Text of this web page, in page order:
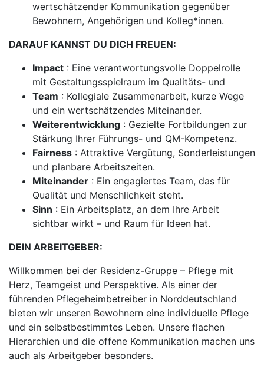
wertschätzender Kommunikation gegenüber
Bewohnern, Angehörigen und Kolleg*innen.
DARAUF KANNST DU DICH FREUEN:
Impact : Eine verantwortungsvolle Doppelrolle
mit Gestaltungsspielraum im Qualitäts- und
Team : Kollegiale Zusammenarbeit, kurze Wege
und ein wertschätzendes Miteinander.
Weiterentwicklung : Gezielte Fortbildungen zur
Stärkung Ihrer Führungs- und QM-Kompetenz.
Fairness : Attraktive Vergütung, Sonderleistungen
und planbare Arbeitszeiten.
Miteinander : Ein engagiertes Team, das für
Qualität und Menschlichkeit steht.
Sinn : Ein Arbeitsplatz, an dem Ihre Arbeit
sichtbar wirkt – und Raum für Ideen hat.
DEIN ARBEITGEBER:
Willkommen bei der Residenz-Gruppe – Pflege mit
Herz, Teamgeist und Perspektive. Als einer der
führenden Pflegeheimbetreiber in Norddeutschland
bieten wir unseren Bewohnern eine individuelle Pflege
und ein selbstbestimmtes Leben. Unsere flachen
Hierarchien und die offene Kommunikation machen uns
auch als Arbeitgeber besonders.